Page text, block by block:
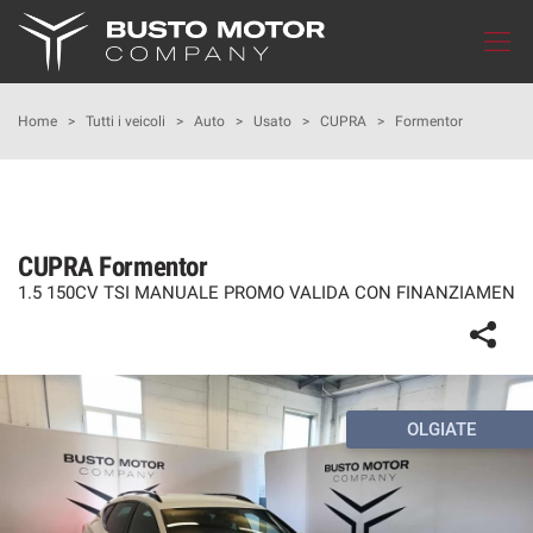
HOME
MONDO SEAT
MONDO NISSAN
FLOTTE AZIENDALI
Home > Tutti i veicoli > Auto > Usato > CUPRA > Formentor
CUPRA Formentor
1.5 150CV TSI MANUALE PROMO VALIDA CON FINANZIAMEN
OLGIATE
Le
tue
preferenze
di
ti
consente
di
tue
preferenze
di
tecnologie